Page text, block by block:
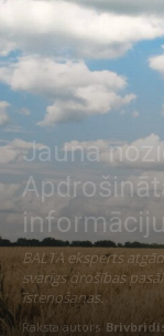
Jauna
BALTA eksperts
svarīgs drošības
īstenošanas.
Raksta autors